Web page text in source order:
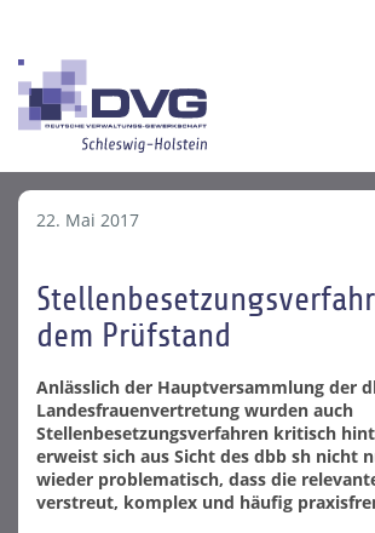
22. Mai 2017
dem Prüfstand
Anlässlich der Hauptversammlung der
Landesfrauenvertretung wurden auch
Stellenbesetzungsverfahren kritisch
erweist sich aus Sicht des dbb sh nicht
wieder problematisch, dass die
verstreut, komplex und häufig